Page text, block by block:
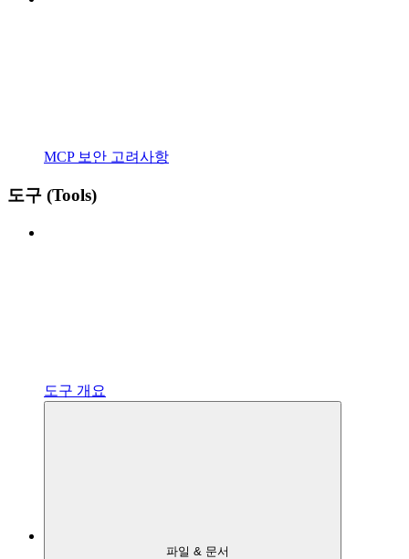
MCP 보안 고려사항
도구 (Tools)
도구 개요
파일 & 문서